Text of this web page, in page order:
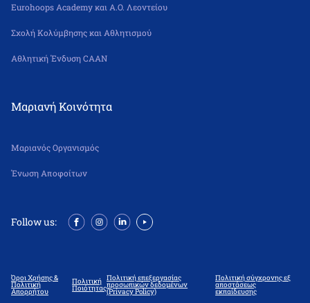
Eurohoops Academy και Α.Ο. Λεοντείου
Σχολή Κολύμβησης και Αθλητισμού
Αθλητική Ένδυση CAAN
Μαριανή Κοινότητα
Μαριανός Οργανισμός
Ένωση Αποφοίτων
Follow us:
Όροι Χρήσης &
Πολιτική
Απορρήτου
Πολιτική
Ποιότητας
Πολιτική επεξεργασίας
προσωπικών δεδομένων
(Privacy Policy)
Πολιτική σύγχρονης εξ
αποστάσεως
εκπαίδευσης